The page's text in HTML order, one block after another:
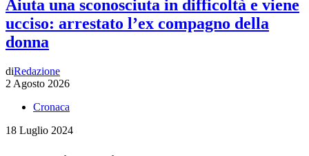
Aiuta una sconosciuta in difficoltà e viene
ucciso: arrestato l’ex compagno della
donna
diRedazione
2 Agosto 2026
Cronaca
18 Luglio 2024